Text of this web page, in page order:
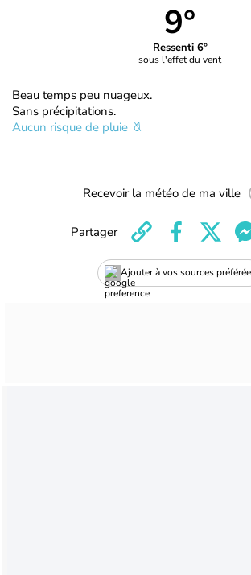
9°
Ressenti 6°
sous l'effet du vent
Beau temps peu nuageux.
Sans précipitations.
Aucun risque de pluie
Recevoir la météo de ma ville
Ajouter à vos sources
Partager